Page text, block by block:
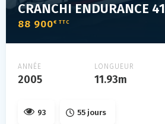
CRANCHI ENDURANCE 41
88 900€ TTC
ANNÉE
2005
LONGUEUR
11.93m
93 55 jours